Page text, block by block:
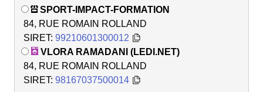
SPORT-IMPACT-FORMATION
84, RUE ROMAIN ROLLAND
SIRET: 99210601300012
VLORA RAMADANI (LEDI.NET)
84, RUE ROMAIN ROLLAND
SIRET: 98167037500014